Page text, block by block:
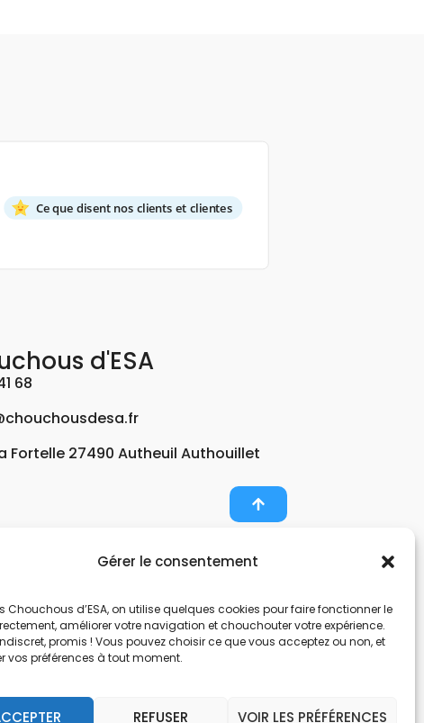
Gérer le consentement
Chouchous d’ESA, on utilise quelques cookies pour faire fonctionner le
améliorer votre navigation et chouchouter votre expérience.
promis ! Vous pouvez choisir ce que vous acceptez ou non, et
vos préférences à tout moment.
REFUSER VOIR LES PRÉFÉRENCES
Ce que disent nos clients et clientes
d'ESA
68
Fortelle 27490 Autheuil Authouillet
et potabiliser l’eau d’un forage, d’un puits ou
pour décontaminer de l’air par photocatalyse
une entreprise Normande au service de l’eau.
hors sol. Filtration et potabilisation par
et gestionnaire d’eau. Anticalcaire, clarifier